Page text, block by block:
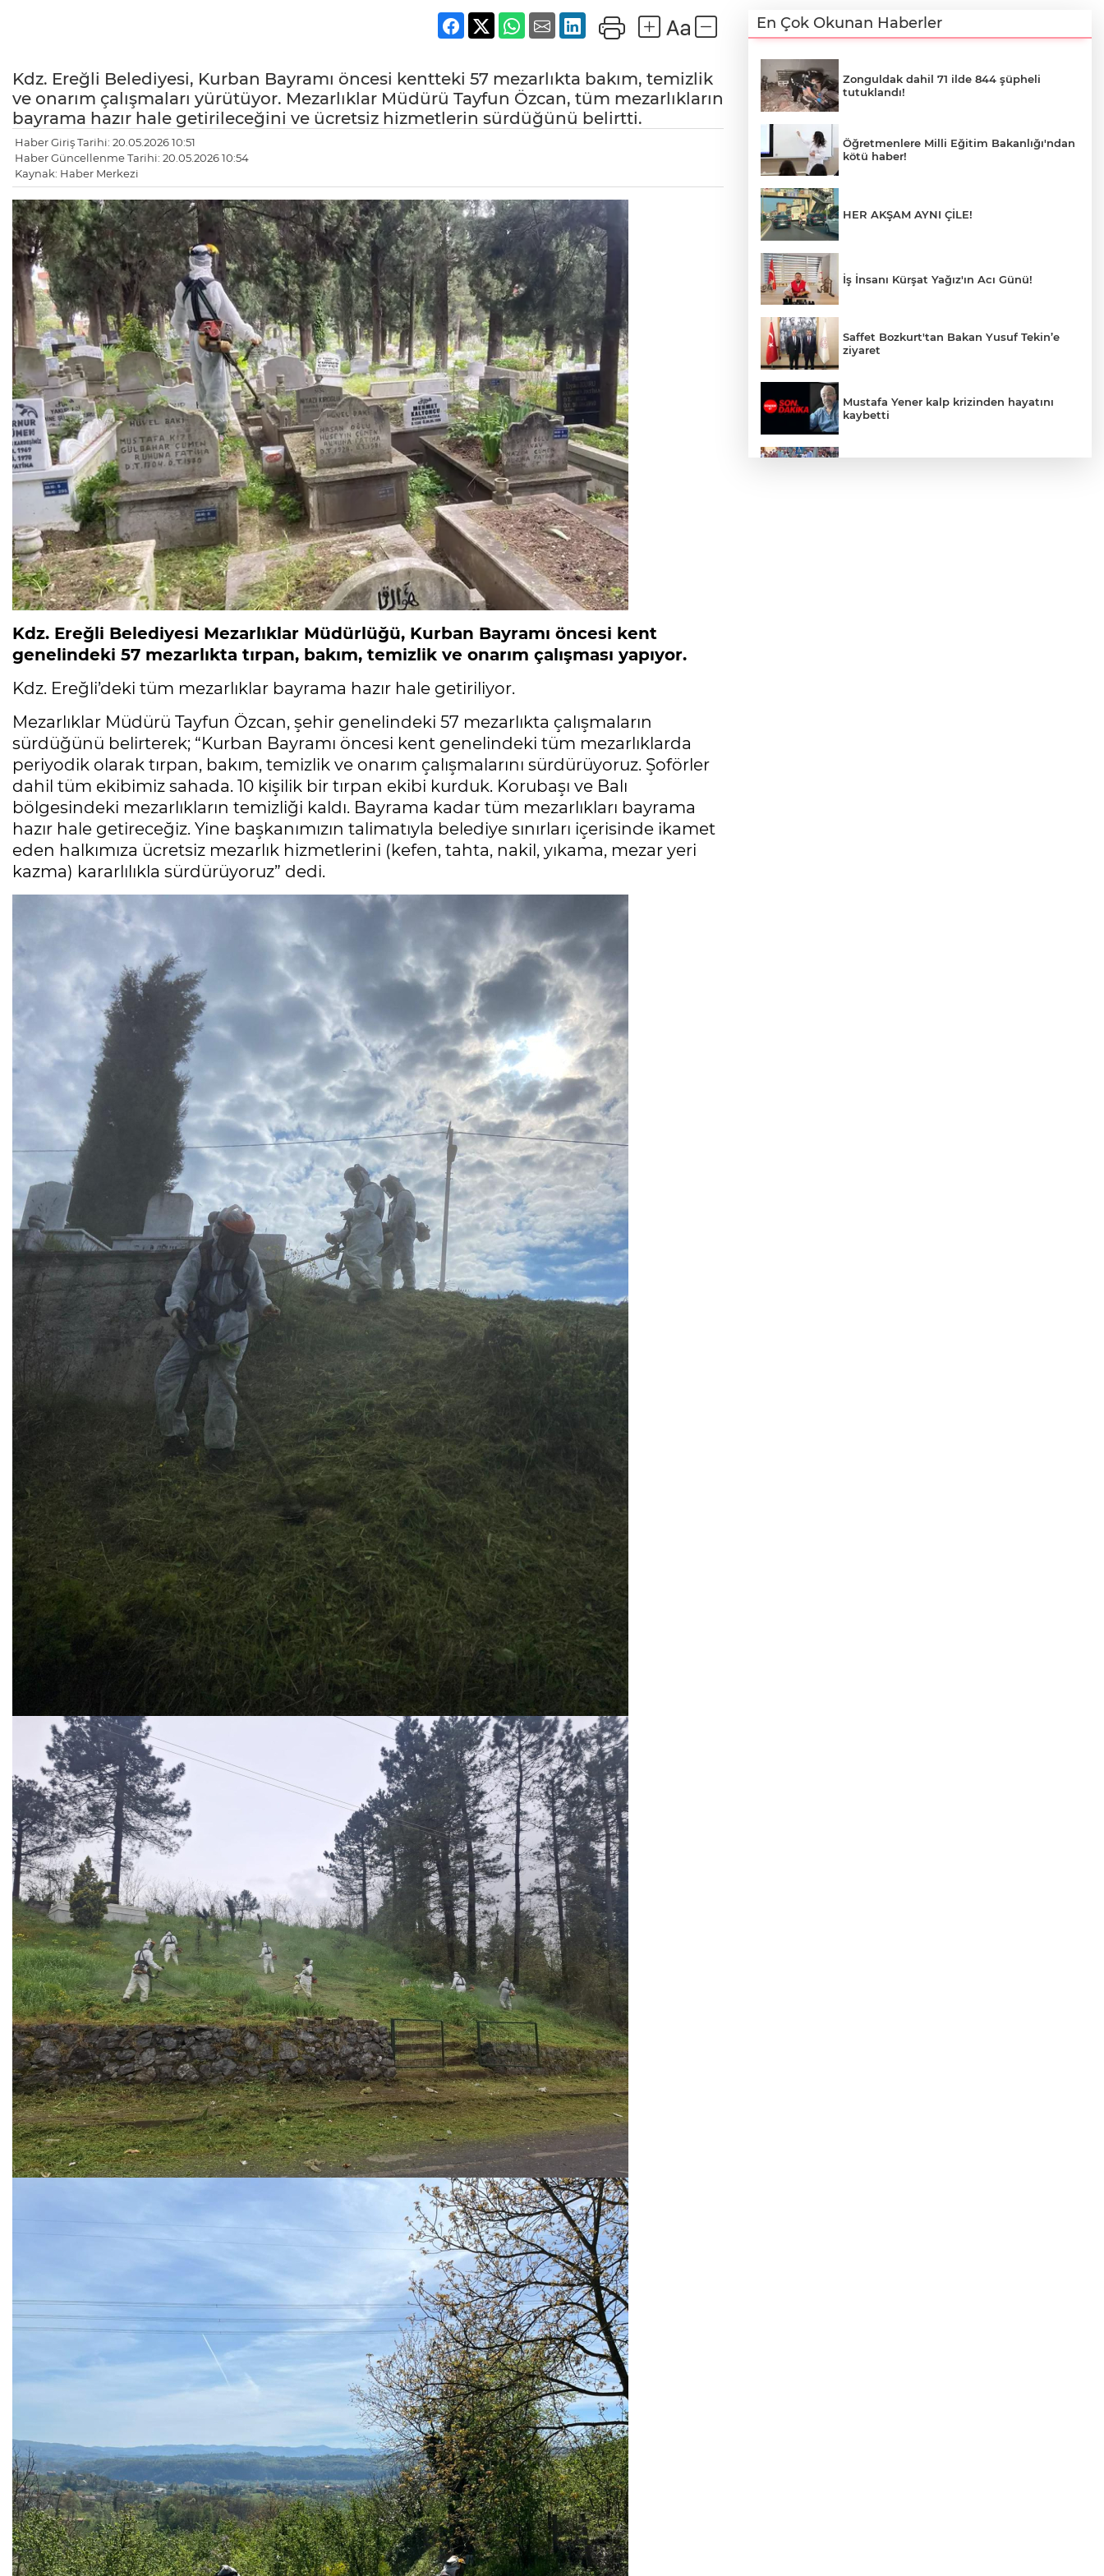
Kdz. Ereğli Belediyesi, Kurban Bayramı öncesi kentteki 57 mezarlıkta bakım, temizlik
ve onarım çalışmaları yürütüyor. Mezarlıklar Müdürü Tayfun Özcan, tüm mezarlıkların
bayrama hazır hale getirileceğini ve ücretsiz hizmetlerin sürdüğünü belirtti.
Haber Giriş Tarihi: 20.05.2026 10:51
Haber Güncellenme Tarihi: 20.05.2026 10:54
Kaynak: Haber Merkezi
Kdz. Ereğli Belediyesi Mezarlıklar Müdürlüğü, Kurban Bayramı öncesi kent
genelindeki 57 mezarlıkta tırpan, bakım, temizlik ve onarım çalışması yapıyor.
Kdz. Ereğli’deki tüm mezarlıklar bayrama hazır hale getiriliyor.
Mezarlıklar Müdürü Tayfun Özcan, şehir genelindeki 57 mezarlıkta çalışmaların
sürdüğünü belirterek; “Kurban Bayramı öncesi kent genelindeki tüm mezarlıklarda
periyodik olarak tırpan, bakım, temizlik ve onarım çalışmalarını sürdürüyoruz. Şoförler
dahil tüm ekibimiz sahada. 10 kişilik bir tırpan ekibi kurduk. Korubaşı ve Balı
bölgesindeki mezarlıkların temizliği kaldı. Bayrama kadar tüm mezarlıkları bayrama
hazır hale getireceğiz. Yine başkanımızın talimatıyla belediye sınırları içerisinde ikamet
eden halkımıza ücretsiz mezarlık hizmetlerini (kefen, tahta, nakil, yıkama, mezar yeri
kazma) kararlılıkla sürdürüyoruz” dedi.
En Çok Okunan Haberler
Zonguldak dahil 71 ilde 844 şüpheli
tutuklandı!
Öğretmenlere Milli Eğitim Bakanlığı'ndan
kötü haber!
HER AKŞAM AYNI ÇİLE!
İş İnsanı Kürşat Yağız'ın Acı Günü!
Saffet Bozkurt'tan Bakan Yusuf Tekin’e
ziyaret
Mustafa Yener kalp krizinden hayatını
kaybetti